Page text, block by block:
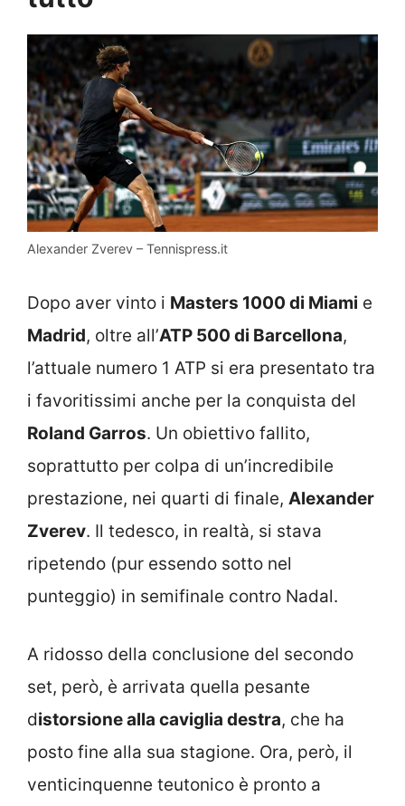
Alexander Zverev – Tennispress.it
Dopo aver vinto i Masters 1000 di Miami e
Madrid, oltre all’ATP 500 di Barcellona,
l’attuale numero 1 ATP si era presentato tra
i favoritissimi anche per la conquista del
Roland Garros. Un obiettivo fallito,
soprattutto per colpa di un’incredibile
prestazione, nei quarti di finale, Alexander
Zverev. Il tedesco, in realtà, si stava
ripetendo (pur essendo sotto nel
punteggio) in semifinale contro Nadal.
A ridosso della conclusione del secondo
set, però, è arrivata quella pesante
distorsione alla caviglia destra, che ha
posto fine alla sua stagione. Ora, però, il
venticinquenne teutonico è pronto a